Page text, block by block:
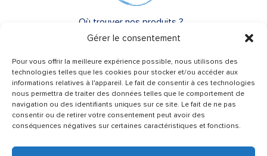
Gérer le consentement
Pour vous offrir la meilleure expérience possible, nous utilisons des
technologies telles que les cookies pour stocker et/ou accéder aux
informations relatives à l'appareil. Le fait de consentir à ces technologies
nous permettra de traiter des données telles que le comportement de
navigation ou des identifiants uniques sur ce site. Le fait de ne pas
consentir ou de retirer votre consentement peut avoir des
conséquences négatives sur certaines caractéristiques et fonctions.
Besoin d’un conseil ?
Une question ?
Où trouver nos produits ?
FAQ